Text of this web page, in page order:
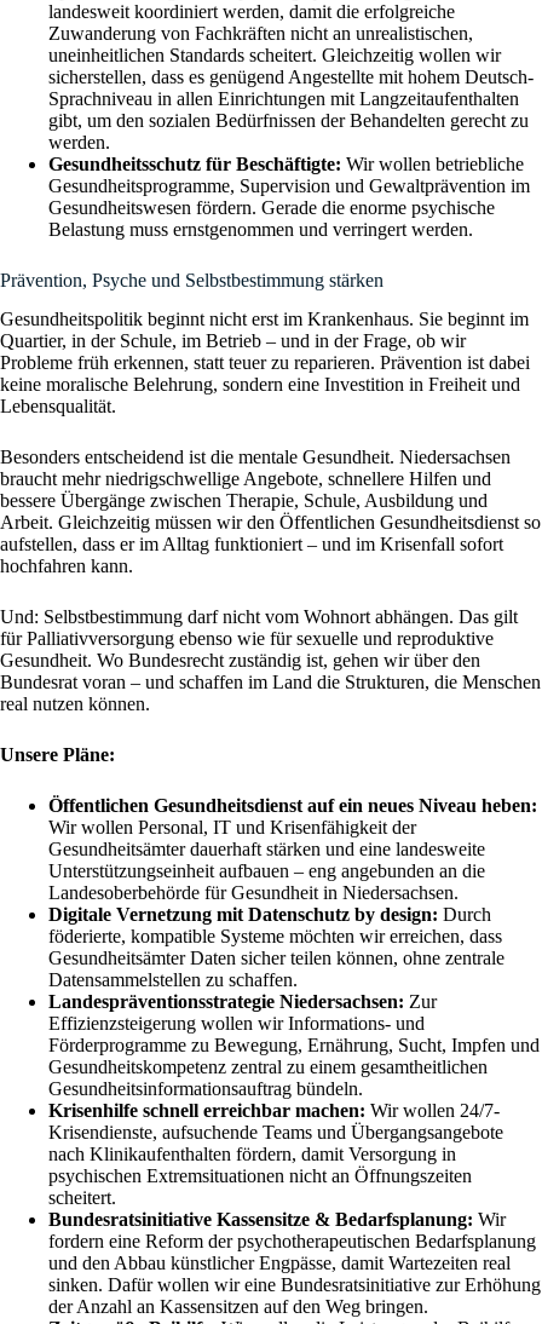
landesweit koordiniert werden, damit die erfolgreiche
Zuwanderung von Fachkräften nicht an unrealistischen,
uneinheitlichen Standards scheitert. Gleichzeitig wollen wir
sicherstellen, dass es genügend Angestellte mit hohem Deutsch-
Sprachniveau in allen Einrichtungen mit Langzeitaufenthalten
gibt, um den sozialen Bedürfnissen der Behandelten gerecht zu
werden.
Gesundheitsschutz für Beschäftigte: Wir wollen betriebliche
Gesundheitsprogramme, Supervision und Gewaltprävention im
Gesundheitswesen fördern. Gerade die enorme psychische
Belastung muss ernstgenommen und verringert werden.
Prävention, Psyche und Selbstbestimmung stärken
Gesundheitspolitik beginnt nicht erst im Krankenhaus. Sie beginnt im
Quartier, in der Schule, im Betrieb – und in der Frage, ob wir
Probleme früh erkennen, statt teuer zu reparieren. Prävention ist dabei
keine moralische Belehrung, sondern eine Investition in Freiheit und
Lebensqualität.
Besonders entscheidend ist die mentale Gesundheit. Niedersachsen
braucht mehr niedrigschwellige Angebote, schnellere Hilfen und
bessere Übergänge zwischen Therapie, Schule, Ausbildung und
Arbeit. Gleichzeitig müssen wir den Öffentlichen Gesundheitsdienst so
aufstellen, dass er im Alltag funktioniert – und im Krisenfall sofort
hochfahren kann.
Und: Selbstbestimmung darf nicht vom Wohnort abhängen. Das gilt
für Palliativversorgung ebenso wie für sexuelle und reproduktive
Gesundheit. Wo Bundesrecht zuständig ist, gehen wir über den
Bundesrat voran – und schaffen im Land die Strukturen, die Menschen
real nutzen können.
Unsere Pläne:
Öffentlichen Gesundheitsdienst auf ein neues Niveau heben:
Wir wollen Personal, IT und Krisenfähigkeit der
Gesundheitsämter dauerhaft stärken und eine landesweite
Unterstützungseinheit aufbauen – eng angebunden an die
Landesoberbehörde für Gesundheit in Niedersachsen.
Digitale Vernetzung mit Datenschutz by design: Durch
föderierte, kompatible Systeme möchten wir erreichen, dass
Gesundheitsämter Daten sicher teilen können, ohne zentrale
Datensammelstellen zu schaffen.
Landespräventionsstrategie Niedersachsen: Zur
Effizienzsteigerung wollen wir Informations- und
Förderprogramme zu Bewegung, Ernährung, Sucht, Impfen und
Gesundheitskompetenz zentral zu einem gesamtheitlichen
Gesundheitsinformationsauftrag bündeln.
Krisenhilfe schnell erreichbar machen: Wir wollen 24/7-
Krisendienste, aufsuchende Teams und Übergangsangebote
nach Klinikaufenthalten fördern, damit Versorgung in
psychischen Extremsituationen nicht an Öffnungszeiten
scheitert.
Bundesratsinitiative Kassensitze & Bedarfsplanung: Wir
fordern eine Reform der psychotherapeutischen Bedarfsplanung
und den Abbau künstlicher Engpässe, damit Wartezeiten real
sinken. Dafür wollen wir eine Bundesratsinitiative zur Erhöhung
der Anzahl an Kassensitzen auf den Weg bringen.